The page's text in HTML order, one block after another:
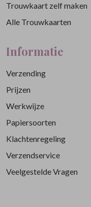
Trouwkaart zelf maken
Alle Trouwkaarten
Informatie
Verzending
Prijzen
Werkwijze
Papiersoorten
Klachtenregeling
Verzendservice
Veelgestelde Vragen